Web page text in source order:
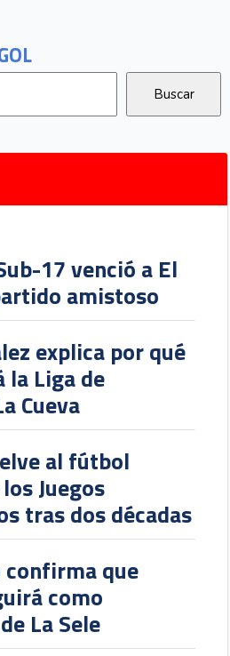
17 venció a El
amistoso
explica por qué
la Liga de
Cueva
al fútbol
Juegos
tras dos décadas
que
como
La Sele